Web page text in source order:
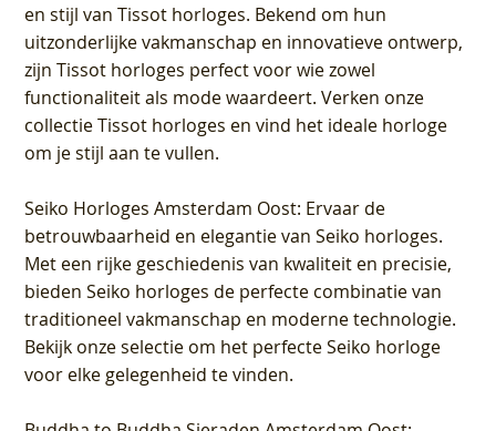
en stijl van Tissot horloges. Bekend om hun
uitzonderlijke vakmanschap en innovatieve ontwerp,
zijn Tissot horloges perfect voor wie zowel
functionaliteit als mode waardeert. Verken onze
collectie Tissot horloges en vind het ideale horloge
om je stijl aan te vullen.
Seiko Horloges Amsterdam Oost: Ervaar de
betrouwbaarheid en elegantie van Seiko horloges.
Met een rijke geschiedenis van kwaliteit en precisie,
bieden Seiko horloges de perfecte combinatie van
traditioneel vakmanschap en moderne technologie.
Bekijk onze selectie om het perfecte Seiko horloge
voor elke gelegenheid te vinden.